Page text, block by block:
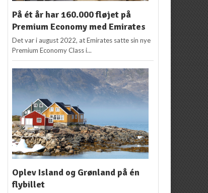
På ét år har 160.000 fløjet på
Premium Economy med Emirates
Det var i august 2022, at Emirates satte sin nye
Premium Economy Class i...
Oplev Island og Grønland på én
flybillet